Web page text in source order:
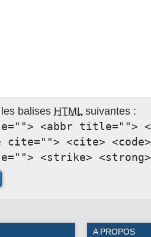
balises HTMLsuivantes :
<abbr title="">
cite=""> <cite>
<strike> <strong>
A PROPOS